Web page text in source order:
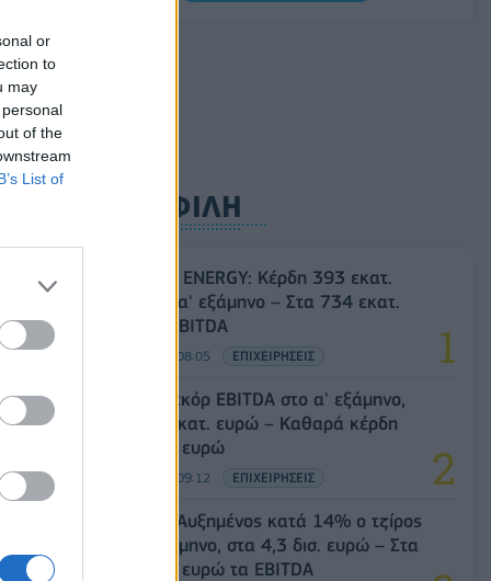
or
to
may
of the
List of
ΔΗΜΟΦΙΛΗ
HELLENiQ ENERGY: Κέρδη 393 εκατ.
ευρώ στο α' εξάμηνο – Στα 734 εκατ.
ευρώ τα EBITDA
06/08/2026 - 08:05 ΕΠΙΧΕΙΡΗΣΕΙΣ
Metlen: Ρεκόρ EBITDA στο α' εξάμηνο,
στα 550 εκατ. ευρώ – Καθαρά κέρδη
313 εκατ. ευρώ
06/08/2026 - 09:12 ΕΠΙΧΕΙΡΗΣΕΙΣ
Viohalco: Αυξημένος κατά 14% ο τζίρος
στο α' εξάμηνο, στα 4,3 δισ. ευρώ – Στα
446 εκατ. ευρώ τα EBITDA